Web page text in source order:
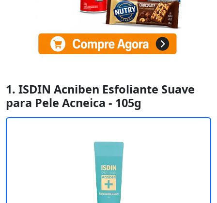
1. ISDIN Acniben Esfoliante Suave
para Pele Acneica - 105g